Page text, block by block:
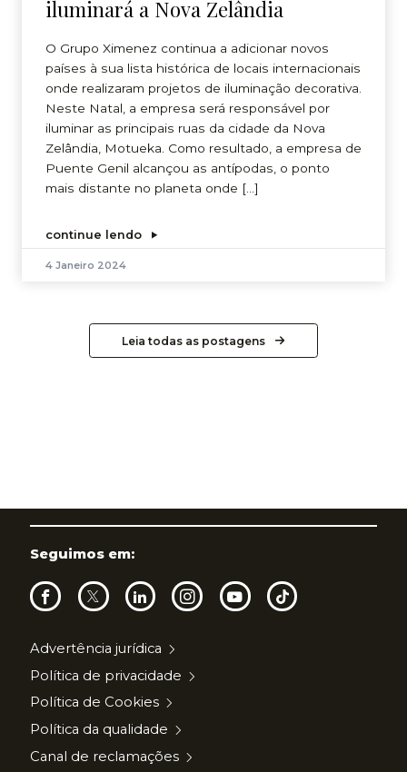
iluminará a Nova Zelândia
O Grupo Ximenez continua a adicionar novos
países à sua lista histórica de locais internacionais
onde realizaram projetos de iluminação decorativa.
Neste Natal, a empresa será responsável por
iluminar as principais ruas da cidade da Nova
Zelândia, Motueka. Como resultado, a empresa de
Puente Genil alcançou as antípodas, o ponto
mais distante no planeta onde […]
continue lendo
4 Janeiro 2024
Leia todas as postagens
Advertência jurídica
Política de privacidade
Política de Cookies
Política da qualidade
Canal de reclamações
Seguimos em: